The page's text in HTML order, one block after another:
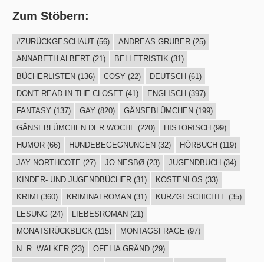
Zum Stöbern:
#ZURÜCKGESCHAUT(56) ANDREAS GRUBER(25)
ANNABETH ALBERT(21) BELLETRISTIK(31)
BÜCHERLISTEN(136) COSY (22) DEUTSCH(61)
DON'T READ IN THE CLOSET(41) ENGLISCH (397)
FANTASY (137) GAY (820) GÄNSEBLÜMCHEN (199)
GÄNSEBLÜMCHEN DER WOCHE (220) HISTORISCH (99)
HUMOR(66) HUNDEBEGEGNUNGEN (32) HÖRBUCH (119)
JAY NORTHCOTE (27) JO NESBØ(23) JUGENDBUCH(34)
KINDER- UND JUGENDBÜCHER(31) KOSTENLOS (33)
KRIMI
(360) KRIMINALROMAN (31) KURZGESCHICHTE (35)
LESUNG(24) LIEBESROMAN (21)
MONATSRÜCKBLICK(115) MONTAGSFRAGE (97)
N. R. WALKER(23) OFELIA GRÄND(29)